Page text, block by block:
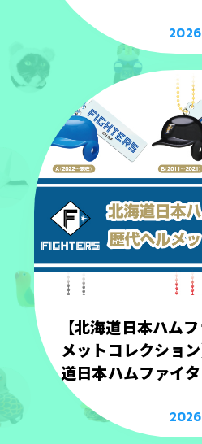
【北海道日本ハム
メットコレクショ
道日本ハムファイ